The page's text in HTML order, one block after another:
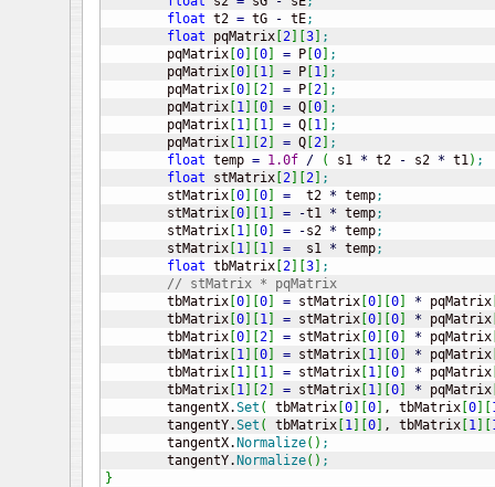
float t2 = tG - tE;
float pqMatrix[2] [3] ;
	pqMatrix
[0] [0] = P[0] ;
	pqMatrix
[0] [1 ] = P[1 ] ;
	pqMatrix
[0] [2] = P[2] ;
	pqMatrix
[1 ] [0] = Q[0] ;
	pqMatrix
[1 ] [1 ] = Q[1 ] ;
	pqMatrix
[1 ] [2] = Q[2] ;
float temp = 1.0f / ( s1 * t2 - s2 * t1 ) ;
float stMatrix[2] [2] ;
	stMatrix
[0] [0] =
  t2
* temp;
	stMatrix
[0] [1 ] = -t1 * temp;
	stMatrix
[1 ] [0] = -s2 * temp;
	stMatrix
[1 ] [1 ] =
  s1
* temp;
float tbMatrix[2] [3] ;
// stMatrix * pqMatrix
	tbMatrix
[0] [0] = stMatrix[0] [0] * pqMatrix
	tbMatrix
[0] [1 ] = stMatrix[0] [0] * pqMatrix
	tbMatrix
[0] [2] = stMatrix[0] [0] * pqMatrix
	tbMatrix
[1 ] [0] = stMatrix[1 ] [0] * pqMatrix
	tbMatrix
[1 ] [1 ] = stMatrix[1 ] [0] * pqMatrix
	tbMatrix
[1 ] [2] = stMatrix[1 ] [0] * pqMatrix
	tangentX.
Set ( tbMatrix[0] [0] , tbMatrix[0] [
	tangentY.
Set ( tbMatrix[1 ] [0] , tbMatrix[1 ] [
	tangentX.
Normalize( ) ;
	tangentY.
Normalize( ) ;
}